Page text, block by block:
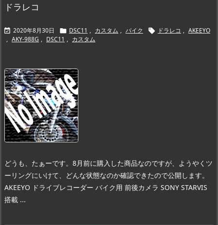
ドラレコ
 2020年8月30日  DSC11 , カスタム , バイク  ドラレコ , AKEEYO
, AKY-988G , DSC11 , カスタム
どうも、たぁーです。 8月前に購入した商品なのですが、ようやくツ
ーリングにいけて、どんな状態なのか確認できたので公開します。
AKEEYO ドライブレコーダー バイク用 前後カメラ SONY STARVIS
搭載 ...